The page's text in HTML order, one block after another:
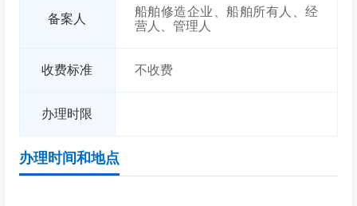
备案人
船舶修造企业、船舶所有人、经
营人、管理人
收费标准 不收费
办理时限
办理时间和地点